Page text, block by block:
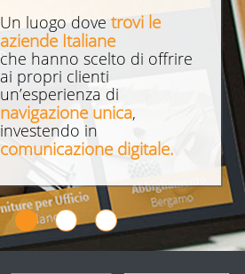
Un luogo dovetrovi le
aziende Italiane
che hanno scelto di offrire
ai propri clienti
un’esperienza di
navigazione unica,
investendo in
comunicazione digitale.